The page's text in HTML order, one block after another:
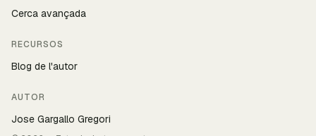
Cerca avançada
RECURSOS
Blog de l'autor
AUTOR
Jose Gargallo Gregori